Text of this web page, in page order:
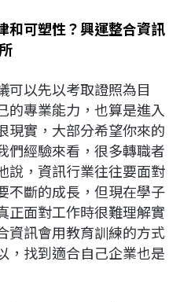
和可塑性？興運整合資訊
可以先以考取證照為目
的專業能力，也算是進入
現實，大部分希望你來的
們經驗來看，很多轉職者
說，資訊行業往往要面對
不斷的成長，但現在學子
正面對工作時很難理解實
資訊會用教育訓練的方式
，找到適合自己企業也是